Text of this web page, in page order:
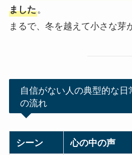
ました。
まるで、冬を越えて小さな芽
自信がない人の典型的な
の流れ
シーン 心の中の声